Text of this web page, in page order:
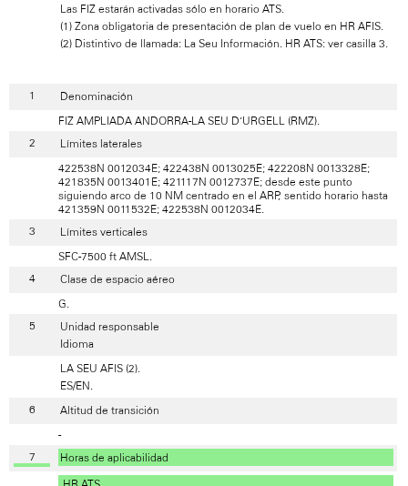
Las FIZ estarán activadas sólo en horario ATS.
(1) Zona obligatoria de presentación de plan de vuelo en HR AFIS.
(2) Distintivo de llamada: La Seu Información. HR ATS: ver casilla 3.
Denominación
FIZ AMPLIADA ANDORRA-LA SEU D’URGELL (RMZ).
Límites laterales
422538N 0012034E; 422438N 0013025E; 422208N 0013328E;
421835N 0013401E; 421117N 0012737E; desde este punto
siguiendo arco de 10 NM centrado en el ARP, sentido horario hasta
421359N 0011532E; 422538N 0012034E.
Límites verticales
SFC-7500 ft AMSL.
Clase de espacio aéreo
G.
Unidad responsable
Idioma
LA SEU AFIS (2).
ES/EN.
Altitud de transición
-
Horas de aplicabilidad